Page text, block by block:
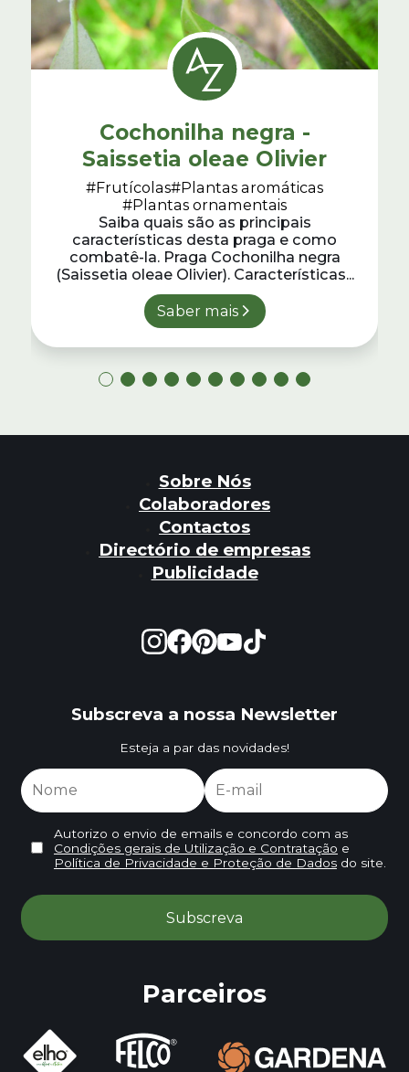
Cochonilha negra -
Saissetia oleae Olivier
#Frutícolas#Plantas aromáticas
#Plantas ornamentais
Saiba quais são as principais
características desta praga e como
combatê-la. Praga Cochonilha negra
(Saissetia oleae Olivier). Características...
Saber mais
Sobre Nós
Colaboradores
Contactos
Directório de empresas
Publicidade
Subscreva a nossa Newsletter
Esteja a par das novidades!
Autorizo o envio de emails e concordo com as
Condições gerais de Utilização e Contratação e
Política de Privacidade e Proteção de Dadosdo site.
Parceiros